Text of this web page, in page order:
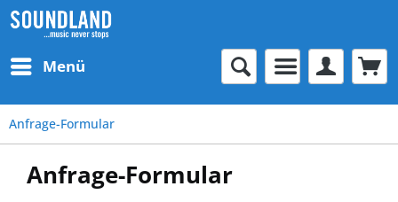
Menü
Anfrage-Formular
Anfrage-Formular